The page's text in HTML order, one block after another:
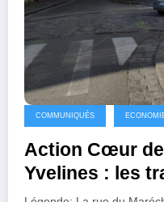
COMMUNIQUÉS
Action Cœur de
Yvelines : les
Maréchal Foch